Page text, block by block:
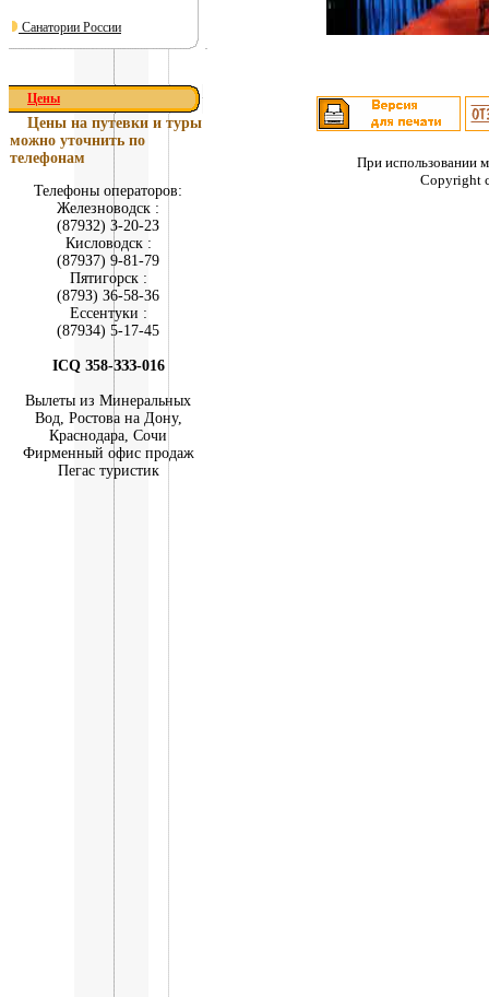
Санатории России
Цены
Цены на путевки и туры
можно уточнить по
телефонам
Телефоны операторов:
Железноводск :
(879З2) З-20-2З
Кисловодск :
(879З7) 9-81-79
Пятигорск :
(879З) З6-58-З6
Ессентуки :
(879З4) 5-17-45
ICQ З58-ЗЗЗ-016
Вылеты из Минеральных
Вод, Ростова на Дону,
Краснодара, Сочи
Фирменный офис продаж
Пегас туристик
При использовании
Copyright